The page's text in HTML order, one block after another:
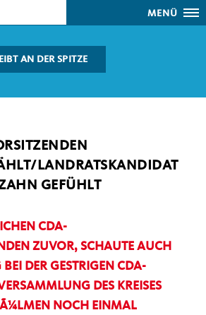
MENÜ
AN DER SPITZE
LANDRATSKANDIDAT
GEFÜHLT
CDA-
ZUVOR, SCHAUTE AUCH
DER GESTRIGEN CDA-
DES KREISES
NOCH EINMAL